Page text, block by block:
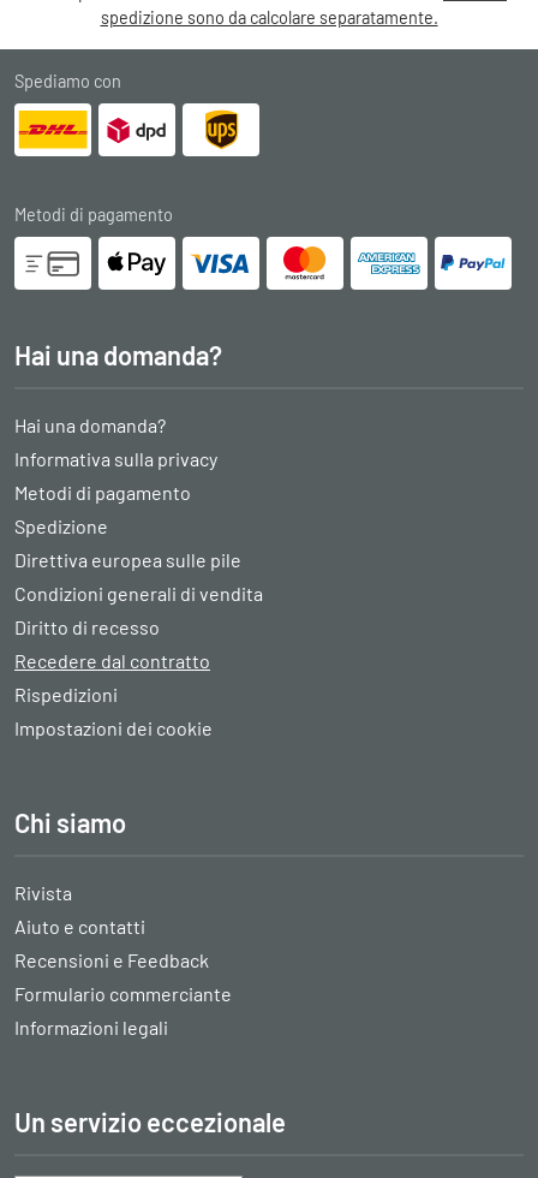
spedizione sono da calcolare separatamente.
Spediamo con
Metodi di pagamento
Hai una domanda?
Hai una domanda?
Informativa sulla privacy
Metodi di pagamento
Spedizione
Direttiva europea sulle pile
Condizioni generali di vendita
Diritto di recesso
Recedere dal contratto
Rispedizioni
Impostazioni dei cookie
Chi siamo
Rivista
Aiuto e contatti
Recensioni e Feedback
Formulario commerciante
Informazioni legali
Un servizio eccezionale